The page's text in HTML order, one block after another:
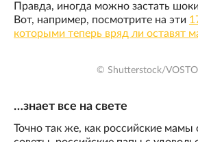
Правда, иногда можно застать
Вот, например, посмотрите на эти
которыми теперь вряд ли оставят
© Shutterstock/
…знает все на свете
Точно так же, как российские